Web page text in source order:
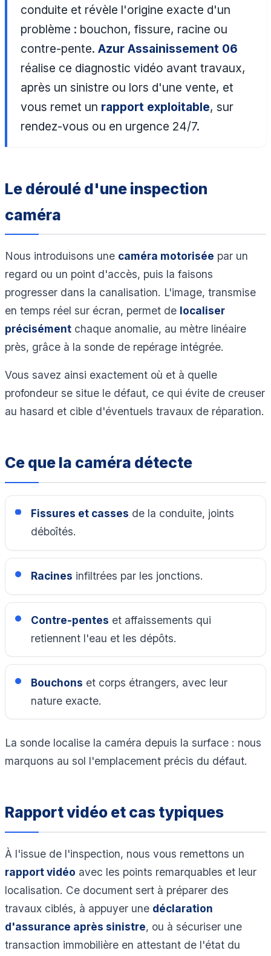
conduite et révèle l'origine exacte d'un
problème : bouchon, fissure, racine ou
contre-pente.Azur Assainissement 06
réalise ce diagnostic vidéo avant travaux,
après un sinistre ou lors d'une vente, et
vous remet un rapport exploitable, sur
rendez-vous ou en urgence 24/7.
Le déroulé d'une inspection
caméra
Nous introduisons une caméra motorisée par un
regard ou un point d'accès, puis la faisons
progresser dans la canalisation. L'image, transmise
en temps réel sur écran, permet de localiser
précisément chaque anomalie, au mètre linéaire
près, grâce à la sonde de repérage intégrée.
Vous savez ainsi exactement où et à quelle
profondeur se situe le défaut, ce qui évite de creuser
au hasard et cible d'éventuels travaux de réparation.
Ce que la caméra détecte
Fissures et casses de la conduite, joints
déboîtés.
Racines infiltrées par les jonctions.
Contre-pentes et affaissements qui
retiennent l'eau et les dépôts.
Bouchons et corps étrangers, avec leur
nature exacte.
La sonde localise la caméra depuis la surface : nous
marquons au sol l'emplacement précis du défaut.
Rapport vidéo et cas typiques
À l'issue de l'inspection, nous vous remettons un
rapport vidéo avec les points remarquables et leur
localisation. Ce document sert à préparer des
travaux ciblés, à appuyer une déclaration
d'assurance après sinistre, ou à sécuriser une
transaction immobilière en attestant de l'état du